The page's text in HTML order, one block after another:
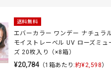
送料無料
エバーカラー ワンデー ナチュラ
モイストレーベル UV ローズミュ
ズ 20枚入り（×8箱）
¥20,784（1箱あたり:約¥2,598）